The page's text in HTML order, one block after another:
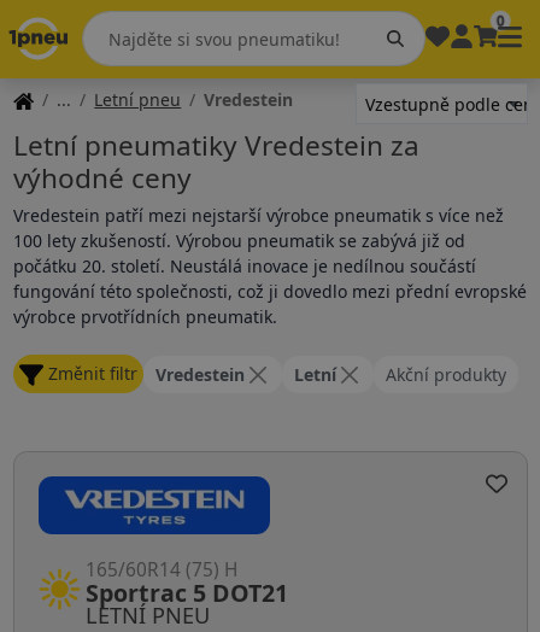
0
Letní pneu Vredestein
Letní pneumatiky Vredestein za
výhodné ceny
Vredestein patří mezi nejstarší výrobce pneumatik s více než
100 lety zkušeností. Výrobou pneumatik se zabývá již od
počátku 20. století. Neustálá inovace je nedílnou součástí
fungování této společnosti, což ji dovedlo mezi přední evropské
výrobce prvotřídních pneumatik.
Změnit filtr Vredestein Letní Akční produkty
LETNÍ PNEU
Sportrac 5 DOT21
165/60R14 (75) H